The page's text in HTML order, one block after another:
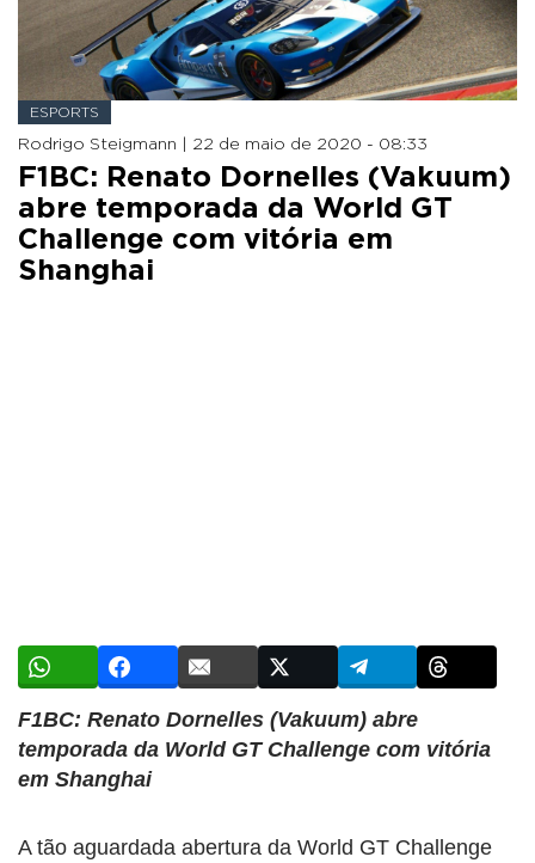
ESPORTS
Rodrigo Steigmann | 22 de maio de 2020 - 08:33
F1BC: Renato Dornelles (Vakuum)
abre temporada da World GT
Challenge com vitória em
Shanghai
F1BC: Renato Dornelles (Vakuum) abre
temporada da World GT Challenge com vitória
em Shanghai
A tão aguardada abertura da World GT Challenge